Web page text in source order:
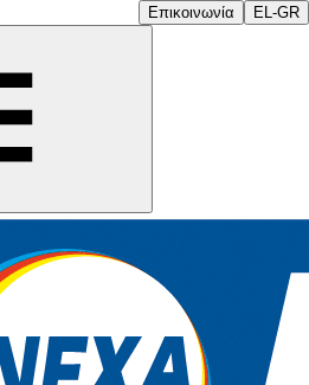
Επικοινωνία EL-GR